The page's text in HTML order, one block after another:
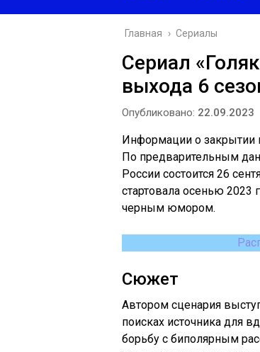
Главная › Сериалы
Сериал
выхода 6
Опубликовано: 22.09.2023
Информации о закрытии
По предварительным
России состоится 26
стартовала осенью 2023
черным юмором.
Сюжет
Автором сценария
поисках источника для
борьбу с биполярным